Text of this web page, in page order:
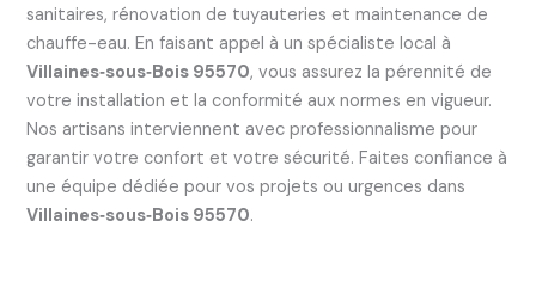
sanitaires, rénovation de tuyauteries et maintenance de
chauffe-eau. En faisant appel à un spécialiste local à
Villaines‑sous‑Bois 95570, vous assurez la pérennité de
votre installation et la conformité aux normes en vigueur.
Nos artisans interviennent avec professionnalisme pour
garantir votre confort et votre sécurité. Faites confiance à
une équipe dédiée pour vos projets ou urgences dans
Villaines‑sous‑Bois 95570.